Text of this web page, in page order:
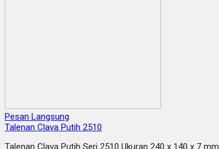
Pesan Langsung
Talenan Clava Putih 2510
Talenan Clava Putih Seri 2510 Ukuran 240 x 140 x 7 mm